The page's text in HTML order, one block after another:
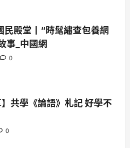
民殿堂丨“時髦繡查包養網
事_中國網
0
】共學《論語》札記 好學不
0